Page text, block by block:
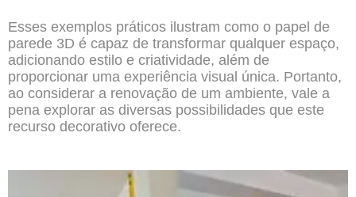
Esses exemplos práticos ilustram como o papel de
parede 3D é capaz de transformar qualquer espaço,
adicionando estilo e criatividade, além de
proporcionar uma experiência visual única. Portanto,
ao considerar a renovação de um ambiente, vale a
pena explorar as diversas possibilidades que este
recurso decorativo oferece.